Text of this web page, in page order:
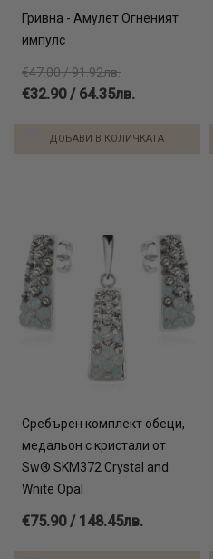
Гривна - Амулет Огненият
импулс
€47.00 / 91.92лв.
€32.90 / 64.35лв.
ДОБАВИ В КОЛИЧКАТА
Сребърен комплект обеци,
медальон с кристали от
Sw® SKM372 Crystal and
White Opal
€75.90 / 148.45лв.